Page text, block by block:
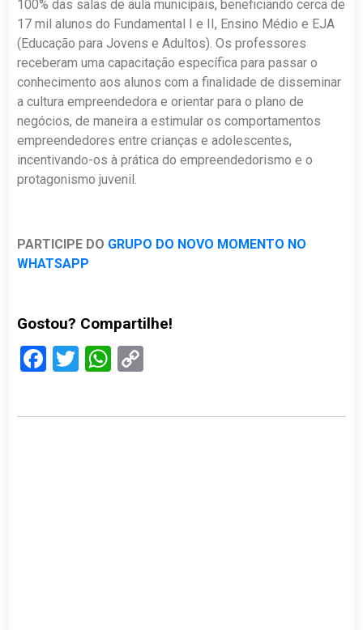
100% das salas de aula municipais, beneficiando cerca de
17 mil alunos do Fundamental I e II, Ensino Médio e EJA
(Educação para Jovens e Adultos). Os professores
receberam uma capacitação específica para passar o
conhecimento aos alunos com a finalidade de disseminar
a cultura empreendedora e orientar para o plano de
negócios, de maneira a estimular os comportamentos
empreendedores entre crianças e adolescentes,
incentivando-os à prática do empreendedorismo e o
protagonismo juvenil.
PARTICIPE DO GRUPO DO NOVO MOMENTO NO
WHATSAPP
Gostou? Compartilhe!
Facebook
TwitterWhatsApp